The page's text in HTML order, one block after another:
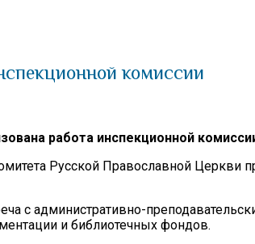
комиссии
работа инспекционной
Русской Православной Церкви
с административно-
и библиотечных фондов.